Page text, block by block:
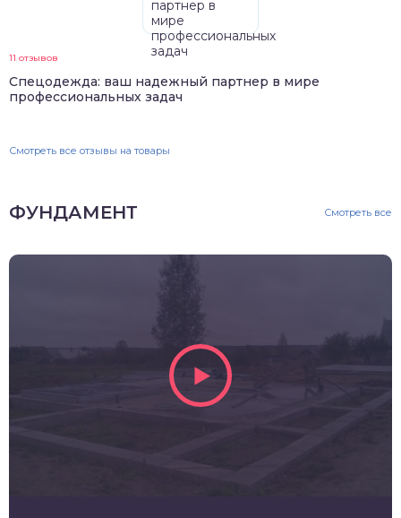
11 отзывов
Спецодежда: ваш надежный партнер в мире
профессиональных задач
Смотреть все отзывы на товары
ФУНДАМЕНТ Смотреть все